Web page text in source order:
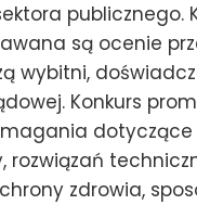
publicznego.
są ocenie
wybitni,
Konkurs
rozwiązań
zdrowia,